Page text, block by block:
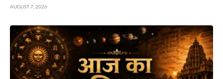
AUGUST 7, 2026